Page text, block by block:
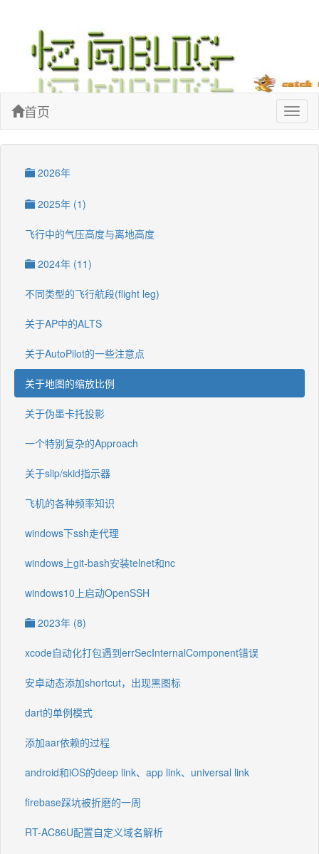
首页
2026年
2025年 (1)
飞行中的气压高度与离地高度
2024年 (11)
不同类型的飞行航段(flight leg)
关于AP中的ALTS
关于AutoPilot的一些注意点
关于地图的缩放比例
关于伪墨卡托投影
一个特别复杂的Approach
关于slip/skid指示器
飞机的各种频率知识
windows下ssh走代理
windows上git-bash安装telnet和nc
windows10上启动OpenSSH
2023年 (8)
xcode自动化打包遇到errSecInternalComponent错误
安卓动态添加shortcut，出现黑图标
dart的单例模式
添加aar依赖的过程
android和iOS的deep link、app link、universal link
firebase踩坑被折磨的一周
RT-AC86U配置自定义域名解析